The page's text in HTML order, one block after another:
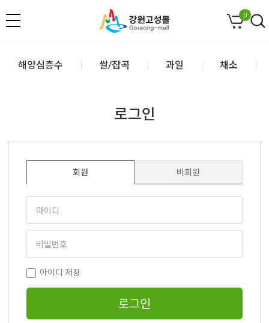
0
해양심층수 쌀/잡곡 과일 채소
로그인
회원 비회원
아이디 저장
로그인